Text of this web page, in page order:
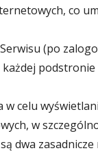
co
(po
celu
w
dwa